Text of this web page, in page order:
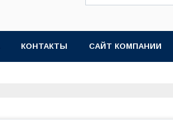
КОНТАКТЫ САЙТ КОМПАНИИ